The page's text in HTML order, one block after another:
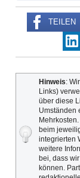
TEILEN
Hinweis:
Links)
über diese
Umständen
beim
integrierten
weitere
bei, dass
können.